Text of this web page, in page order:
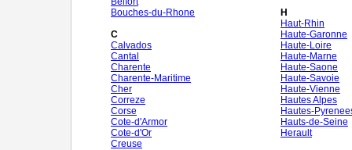
Bouches-du-Rhone
C
Calvados
Cantal
Charente
Charente-Maritime
Cher
Correze
Corse
Cote-d'Armor
Cote-d'Or
Creuse
H
Haut-Rhin
Haute-Garonne
Haute-Loire
Haute-Marne
Haute-Saone
Haute-Savoie
Haute-Vienne
Hautes Alpes
Hautes-
Hauts-de-Seine
Herault